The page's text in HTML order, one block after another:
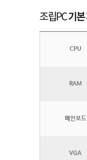
CPU
RAM
메인보드
VGA